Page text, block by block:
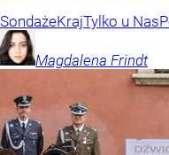
SondażeKrajTylko u Nas
Magdalena Frindt